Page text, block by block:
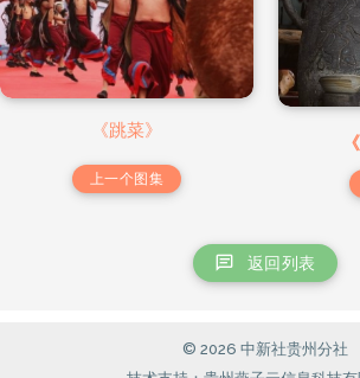
《跳菜》
上一个图集
返回列表
© 2026 中新社贵州分社